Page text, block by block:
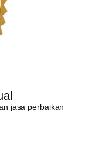
jasa perbaikan